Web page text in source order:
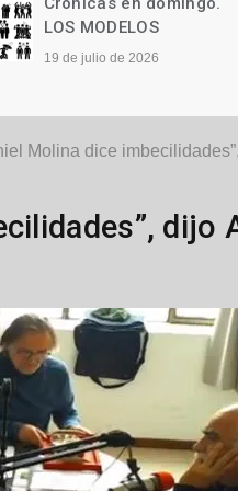
Las palabras
12 de julio de 2026
Molina dice
dijo